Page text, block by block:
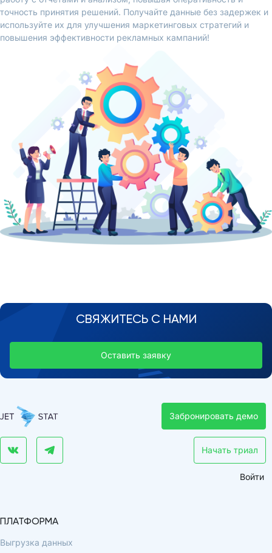
точность принятия решений. Получайте данные без задержек и
используйте их для улучшения маркетинговых стратегий и
повышения эффективности рекламных кампаний!
СВЯЖИТЕСЬ С НАМИ
Оставить заявку
Забронировать демо
Начать триал
Войти
ПЛАТФОРМА
Выгрузка данных